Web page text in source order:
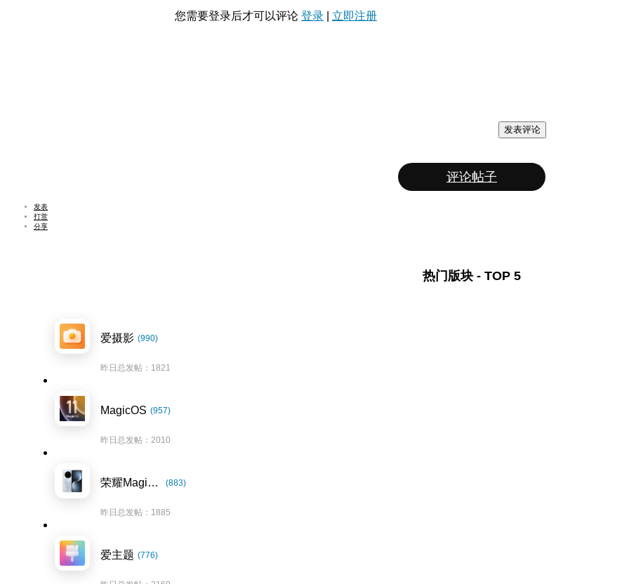
您需要登录后才可以评论 登录 立即注册
发表评论
评论帖子
发表
打赏
分享
热门版块 - TOP 5
爱摄影 (990)
昨日总发帖：1821
MagicOS (957)
昨日总发帖：2010
荣耀Magic7系列 (883)
昨日总发帖：1885
爱主题 (776)